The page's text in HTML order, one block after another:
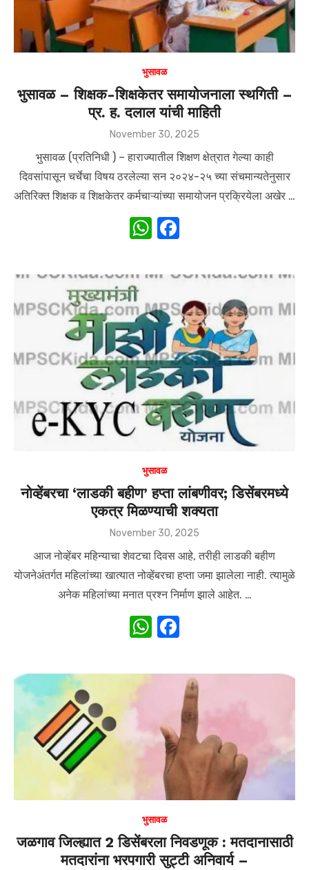
भुसावळ
भुसावळ – शिक्षक-शिक्षकेतर समायोजनाला स्थगिती –
प्र. ह. दलाल यांची माहिती
Posted
November 30, 2025
भुसावळ (प्रतिनिधी ) – हाराज्यातील शिक्षण क्षेत्रात गेल्या काही
दिवसांपासून चर्चेचा विषय ठरलेल्या सन २०२४-२५ च्या संचमान्यतेनुसार
अतिरिक्त शिक्षक व शिक्षकेतर कर्मचाऱ्यांच्या समायोजन प्रक्रियेला अखेर …
W
at
A
p
p
c
e
b
o
o
k
भुसावळ
नोव्हेंबरचा ‘लाडकी बहीण’ हप्ता लांबणीवर; डिसेंबरमध्ये
एकत्र मिळण्याची शक्यता
Posted
November 30, 2025
आज नोव्हेंबर महिन्याचा शेवटचा दिवस आहे, तरीही लाडकी बहीण
योजनेअंतर्गत महिलांच्या खात्यात नोव्हेंबरचा हप्ता जमा झालेला नाही. त्यामुळे
अनेक महिलांच्या मनात प्रश्न निर्माण झाले आहेत. …
W
at
p
p
c
e
b
o
o
k
भुसावळ
जळगाव जिल्ह्यात 2 डिसेंबरला निवडणूक : मतदानासाठी
मतदारांना भरपगारी सुट्टी अनिवार्य –